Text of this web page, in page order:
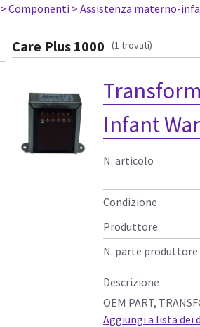
> Componenti > Assistenza materno-
Care Plus 1000 (1 trovati)
Infant
N. articolo
Condizione
Produttore
N. parte produttore
Descrizione
OEM PART,
Aggiungi a lista dei